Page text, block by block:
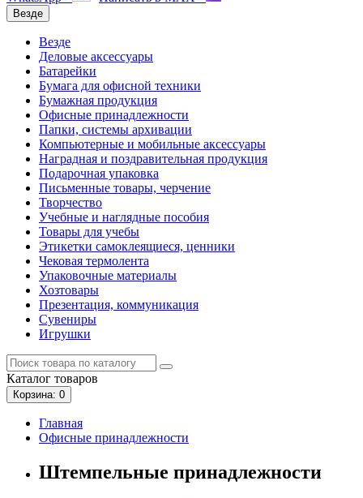
Везде
Везде
Деловые аксессуары
Батарейки
Бумага для офисной техники
Бумажная продукция
Офисные принадлежности
Папки, системы архивации
Компьютерные и мобильные аксессуары
Наградная и поздравительная продукция
Подарочная упаковка
Письменные товары, черчение
Творчество
Учебные и наглядные пособия
Товары для учебы
Этикетки самоклеящиеся, ценники
Чековая термолента
Упаковочные материалы
Хозтовары
Презентация, коммуникация
Сувениры
Игрушки
Каталог товаров
Корзина: 0
Главная
Офисные принадлежности
Штемпельные принадлежности